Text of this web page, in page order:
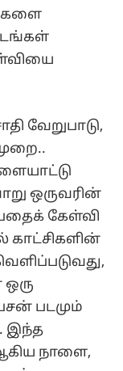
வேறுபாடு,
ஒருவரின்
கேள்வி
காட்சிகளின்
ஒரு
படமும்
இந்த
நாளை,